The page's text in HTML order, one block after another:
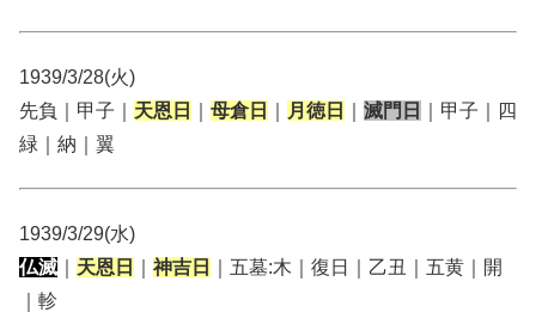
1939/3/28(火)
先負｜甲子｜ 天恩日 母倉日 月徳日 滅門日
｜甲子｜四
緑｜納｜翼
1939/3/29(水)
仏滅
天恩日 神吉日
｜五墓:木｜復日｜乙丑｜五黄｜開
｜軫